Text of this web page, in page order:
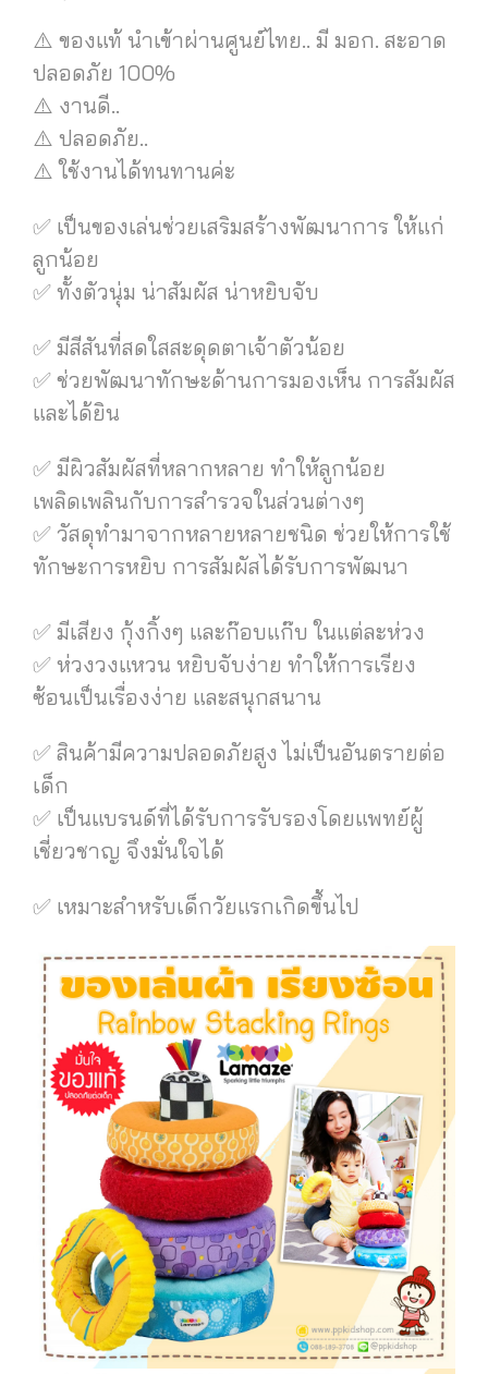
⚠️ ของแท้ นำเข้าผ่านศูนย์ไทย.. มี มอก. สะอาด
ปลอดภัย 100%
⚠️ งานดี..
⚠️ ปลอดภัย..
⚠️ ใช้งานได้ทนทานค่ะ
✅ เป็นของเล่นช่วยเสริมสร้างพัฒนาการ ให้แก่
ลูกน้อย
✅ ทั้งตัวนุ่ม น่าสัมผัส น่าหยิบจับ
✅ มีสีสันที่สดใสสะดุดตาเจ้าตัวน้อย
✅ ช่วยพัฒนาทักษะด้านการมองเห็น การสัมผัส
และได้ยิน
✅ มีผิวสัมผัสที่หลากหลาย ทำให้ลูกน้อย
เพลิดเพลินกับการสำรวจในส่วนต่างๆ
✅ วัสดุทำมาจากหลายหลายชนิด ช่วยให้การใช้
ทักษะการหยิบ การสัมผัสได้รับการพัฒนา
✅ มีเสียง กุ้งกิ้งๆ และก๊อบแก๊บ ในแต่ละห่วง
✅ ห่วงวงแหวน หยิบจับง่าย ทำให้การเรียง
ซ้อนเป็นเรื่องง่าย และสนุกสนาน
✅ สินค้ามีความปลอดภัยสูง ไม่เป็นอันตรายต่อ
เด็ก
✅ เป็นแบรนด์ที่ได้รับการรับรองโดยแพทย์ผู้
เชี่ยวชาญ จึงมั่นใจได้
✅ เหมาะสำหรับเด็กวัยแรกเกิดขึ้นไป